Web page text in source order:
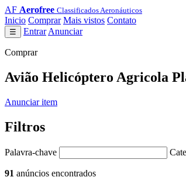
AF Aerofree Classificados Aeronáuticos
Inicio Comprar Mais vistos Contato
☰ Entrar Anunciar
Comprar
Avião Helicóptero Agricola
Anunciar item
Filtros
Palavra-chave
91 anúncios encontrados